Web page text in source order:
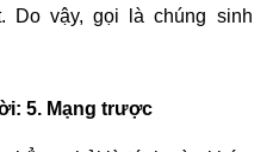
Do vậy, gọi là chúng sinh
5. Mạng trược